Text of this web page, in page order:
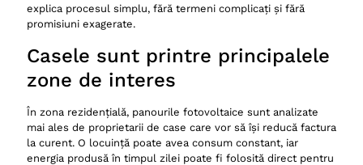
explica procesul simplu, fără termeni complicați și fără
promisiuni exagerate.
Casele sunt printre principalele
zone de interes
În zona rezidențială, panourile fotovoltaice sunt analizate
mai ales de proprietarii de case care vor să își reducă factura
la curent. O locuință poate avea consum constant, iar
energia produsă în timpul zilei poate fi folosită direct pentru